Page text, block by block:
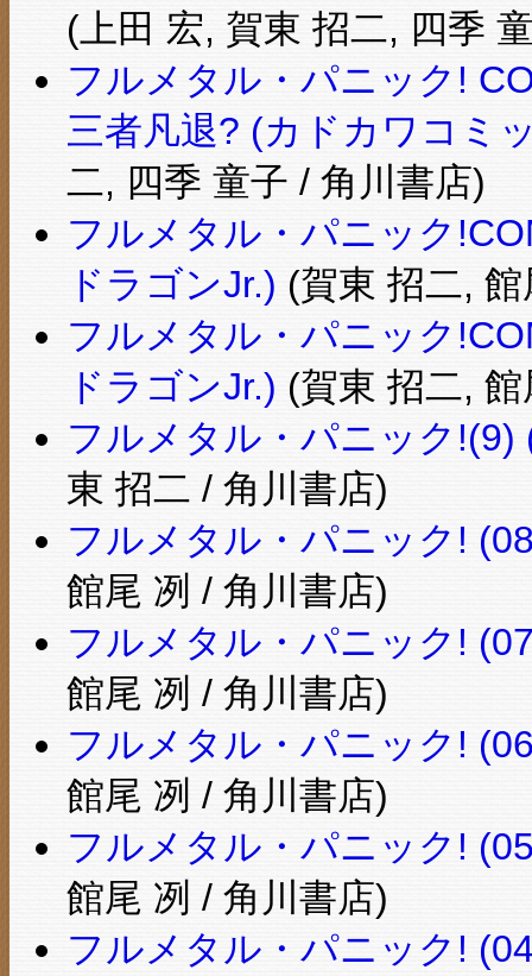
(上田 宏, 賀東 招二, 四季
フルメタル・パニック!
三者凡退? (カドカワコミ
二, 四季 童子 / 角川書店)
フルメタル・パニック
ドラゴンJr.) (賀東 招二,
フルメタル・パニック
ドラゴンJr.) (賀東 招二,
フルメタル・パニック
東 招二 / 角川書店)
フルメタル・パニック!
館尾 冽 / 角川書店)
フルメタル・パニック!
館尾 冽 / 角川書店)
フルメタル・パニック!
館尾 冽 / 角川書店)
フルメタル・パニック!
館尾 冽 / 角川書店)
フルメタル・パニック!